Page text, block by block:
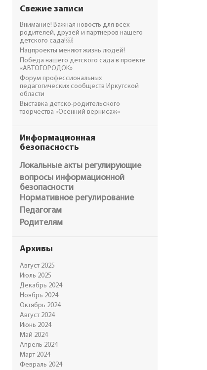
Свежие записи
Внимание! Важная новость для всех
родителей, друзей и партнеров нашего
детского сада!￼
Нацпроекты меняют жизнь людей!
Победа нашего детского сада в проекте
«АВТОГОРОДОК»
Форум профессиональных
педагогических сообществ Иркутской
области
Выставка детско-родительского
творчества «Осенний вернисаж»
Информационная
безопасность
Локальные акты регулирующие
вопросы информационной
безопасности
Нормативное регулирование
Педагогам
Родителям
Архивы
Август 2025
Июль 2025
Декабрь 2024
Ноябрь 2024
Октябрь 2024
Август 2024
Июнь 2024
Май 2024
Апрель 2024
Март 2024
Февраль 2024